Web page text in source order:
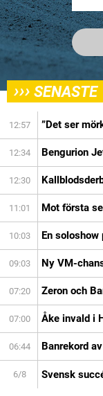
››› SENASTE
12:57 ”Det ser
12:34 Bengurion
12:30
11:01 Mot första
10:03 En
09:03 Ny VM-
07:20 Zeron och
07:00 Åke invald i
06:44 Banrekord
6/8 Svensk